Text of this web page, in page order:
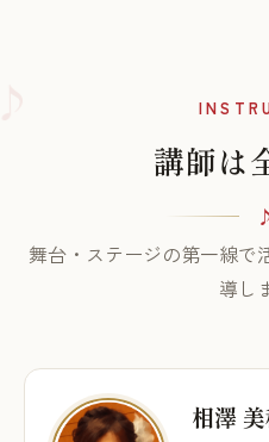
講師は
舞台・ステージの第一線で
導し
相澤